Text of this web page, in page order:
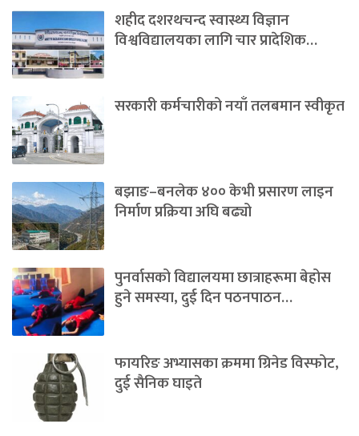
शहीद दशरथचन्द स्वास्थ्य विज्ञान
विश्वविद्यालयका लागि चार प्रादेशिक…
सरकारी कर्मचारीको नयाँ तलबमान स्वीकृत
बझाङ–बनलेक ४०० केभी प्रसारण लाइन
निर्माण प्रक्रिया अघि बढ्यो
पुनर्वासको विद्यालयमा छात्राहरूमा बेहोस
हुने समस्या, दुई दिन पठनपाठन…
फायरिङ अभ्यासका क्रममा ग्रिनेड विस्फोट,
दुई सैनिक घाइते